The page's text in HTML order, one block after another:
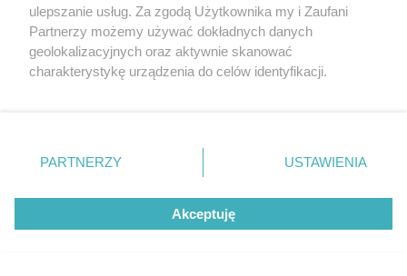
ESKA Summer Camp 2026 rusza w
trasę! Odwiedź strefę Wawel i
spróbuj kultowych Michałków z
Wawelu
ulepszanie usług. Za zgodą Użytkownika my i Zaufani
Partnerzy możemy używać dokładnych danych
geolokalizacyjnych oraz aktywnie skanować
charakterystykę urządzenia do celów identyfikacji.
zmienić/wycofać klikając przycisk ustawień prywatności
znajdujący się w lewym dolnym rogu strony
rodzaje przetwarzania danych nie wymagają zgody
użytkownika, ale masz prawo sprzeciwić się takiemu
przetwarzaniu. Preferencje będą miały zastosowanie tylko
PARTNERZY USTAWIENIA
Akceptuję